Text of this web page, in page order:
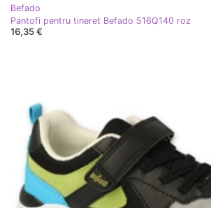
Befado
Pantofi pentru tineret Befado 516Q140 roz
16,35 €